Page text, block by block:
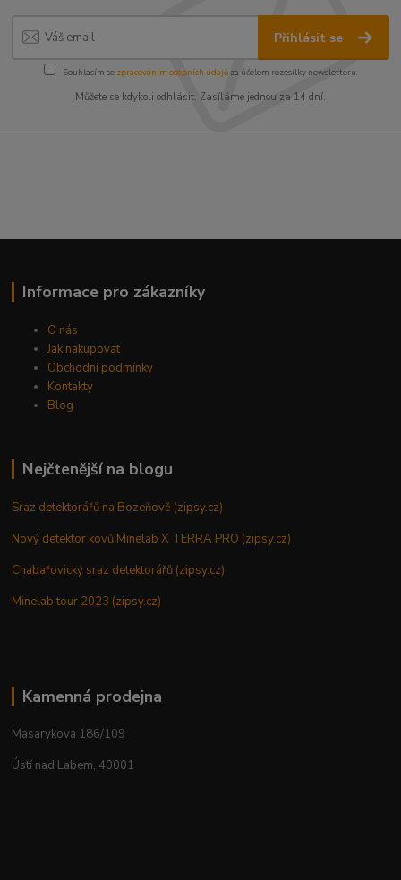
Přihlásit se
Souhlasím se zpracováním osobních údajůza účelem rozesílky newsletteru.
Můžete se kdykoli odhlásit. Zasíláme jednou za 14 dní.
Informace pro zákazníky
O nás
Jak nakupovat
Obchodní podmínky
Kontakty
Blog
Nejčtenější na blogu
Sraz detektorářů na Bozeňově (zipsy.cz)
Nový detektor kovů Minelab X TERRA PRO (zipsy.cz)
Chabařovický sraz detektorářů (zipsy.cz)
Minelab tour 2023 (zipsy.cz)
Kamenná prodejna
Masarykova 186/109
Ústí nad Labem, 40001